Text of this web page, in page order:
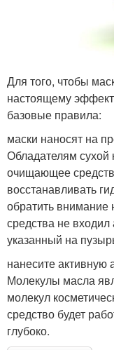
Для того, чтобы
настоящему
базовые правила:
маски наносят на
Обладателям сухой
очищающее
восстанавливать
обратить
средства не входил
указанный на
нанесите активную
Молекулы масла
молекул
средство будет
глубоко.